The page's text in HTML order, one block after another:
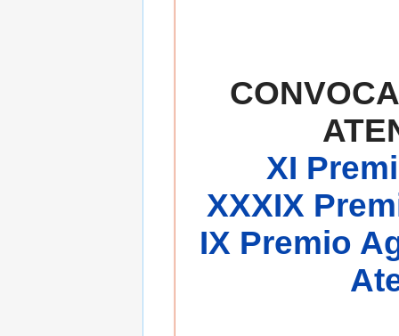
XI
XXXIX
IX Premio